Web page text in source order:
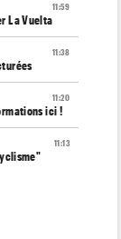
11:59
La Vuelta
11:38
11:20
ici !
11:13